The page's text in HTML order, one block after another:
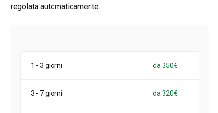
regolata automaticamente.
1 - 3 giorni da 350€
3 - 7 giorni da 320€